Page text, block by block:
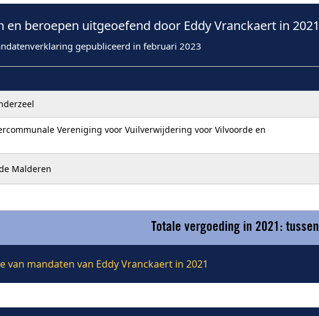
en beroepen uitgeoefend door Eddy Vranckaert in 2021
gepubliceerd in februari 2023
Vereniging voor Vuilverwijdering voor Vilvoorde en
Malderen
Totale vergoeding in 2021: tussen
mandaten van Eddy Vranckaert in 2021